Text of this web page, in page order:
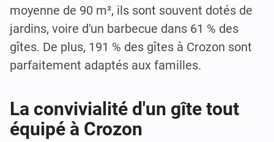
moyenne de 90 m², ils sont souvent dotés de
jardins, voire d'un barbecue dans 61 % des
gîtes. De plus, 191 % des gîtes à Crozon sont
parfaitement adaptés aux familles.
La convivialité d'un gîte tout
équipé à Crozon